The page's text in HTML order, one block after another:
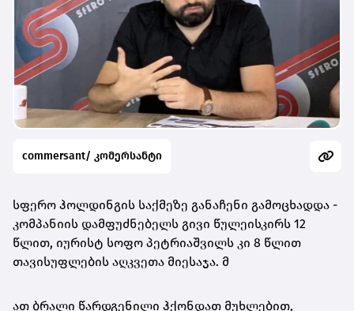
commersant/ კომერსანტი
სფერო ჰოლდინგის საქმეზე განაჩენი გამოცხადდა -
კომპანიის დამფუძნებელს გივი წულეისკირს 12
წლით, იურისტ სოფო პეტრიაშვილს კი 8 წლით
თავისუფლების აღკვეთა მიესაჯა. მ
ათ ბრალი წარდგენილი ჰქონდათ მუხლებით,